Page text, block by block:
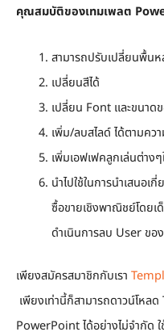
คุณสมบัติของเทมเพลต
สามารถปรับเปลี่ยนพื้นห
เปลี่ยนสีได้
เปลี่ยน Font และขนาด
เพิ่ม/ลบสไลด์ ได้ตามคว
เพิ่มเอฟเฟคลูกเล่นต่าง
นำไปใช้ในการนำเสนอเ
ซื้อขายเชิงพาณิชย์โดย
ดำเนินการลบ User ขอ
เพียงสมัครสมาชิกกับเรา
เพียงเท่านี้ก็สามารถดาวน์โห
PowerPoint ได้อย่างไม่จำกัด